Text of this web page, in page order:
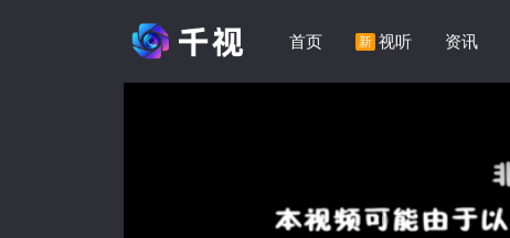
首页 新 视听 资讯